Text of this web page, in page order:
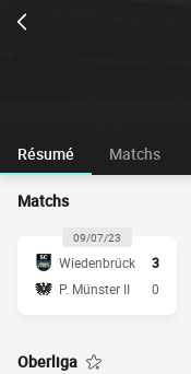
Résumé Matchs
Matchs
09/07/23
Wiedenbrück
3
P. Münster II
0
Oberliga